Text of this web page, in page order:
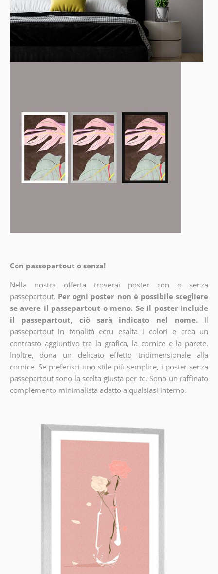
Con passepartout o senza!
Nella nostra offerta troverai poster con o senza
passepartout. Per ogni poster non è possibile scegliere
se avere il passepartout o meno. Se il poster include
il passepartout, ciò sarà indicato nel nome.
Il
passepartout in tonalità ecru esalta i colori e crea un
contrasto aggiuntivo tra la grafica, la cornice e la parete.
Inoltre, dona un delicato effetto tridimensionale alla
cornice. Se preferisci uno stile più semplice, i poster senza
passepartout sono la scelta giusta per te. Sono un raffinato
complemento minimalista adatto a qualsiasi interno.